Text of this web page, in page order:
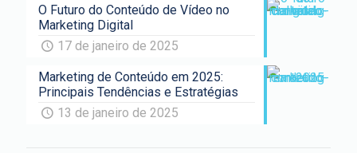
O Futuro do Conteúdo de Vídeo no
Marketing Digital
17 de janeiro de 2025
Marketing de Conteúdo em 2025:
Principais Tendências e Estratégias
13 de janeiro de 2025